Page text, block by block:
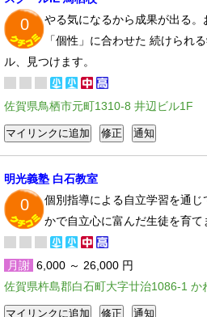
0
やる気になるから成果が出る。
「個性」に合わせた 続けられ
ル、見つけます。
佐賀県鳥栖市元町1310-8 井辺ビル1F
明光義塾 白石教室
0
個別指導による自立学習を通じ
かで自立心に富んだ生徒を育て
月謝 6,000 ～ 26,000 円
佐賀県杵島郡白石町大字廿治1086-1 か